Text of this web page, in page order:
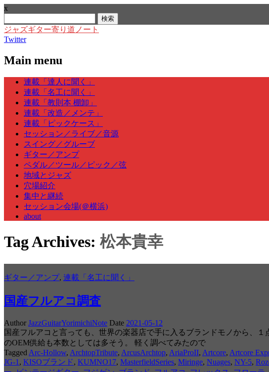
x
索:
ジャズギター寄り道ノート
Twitter
Main menu
Skip
content
連載「達人に聞く」
連載「名工に聞く」
連載「教則本 棚卸」
連載「改造／メンテ」
連載「ピックケース」
セッション／ライブ／音源
スイング／グルーブ
ギター／アンプ
ペダル／ツール／ピック／弦
地域とジャズ
穴場紹介
集中と継続
セッション会場(＠横浜)
about
Tag Archives: 松本貴幸
ギター／アンプ, 連載「名工に聞く」
国産フルアコ調査
Author JazzGuitarYorimichiNote Date 2021-05-12
国産フルアコと言っても、世界の楽器店で手に入るブランドモノから、
のOEM供給も本数としては多そう。 軽く調べてみたので
Tagged Arc-Hollow, ArchtopTribute, ArcusArchtop, AriaProII, Artcore, Artcore
JG-1 , KISOブランド, KUMNO17, MasterfieldSeries, Miringe, Nuages, NY-5,